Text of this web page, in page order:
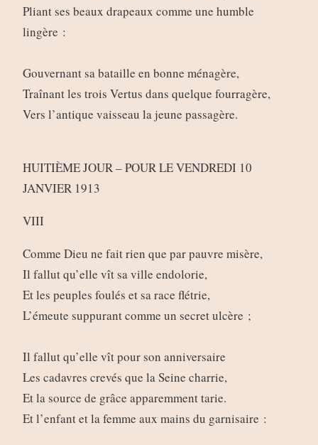
Pliant ses beaux drapeaux comme une humble
lingère :
Gouvernant sa bataille en bonne ménagère,
Traînant les trois Vertus dans quelque fourragère,
Vers l’antique vaisseau la jeune passagère.
HUITIÈME JOUR – POUR LE VENDREDI 10
JANVIER 1913
VIII
Comme Dieu ne fait rien que par pauvre misère,
Il fallut qu’elle vît sa ville endolorie,
Et les peuples foulés et sa race flétrie,
L’émeute suppurant comme un secret ulcère ;
Il fallut qu’elle vît pour son anniversaire
Les cadavres crevés que la Seine charrie,
Et la source de grâce apparemment tarie.
Et l’enfant et la femme aux mains du garnisaire :